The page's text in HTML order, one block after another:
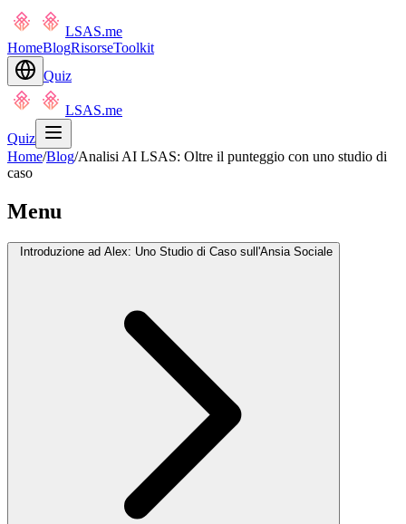
LSAS.me
HomeBlogRisorseToolkit
Quiz
LSAS.me
Quiz
Home/Blog/Analisi AI LSAS: Oltre il punteggio con uno studio di
caso
Menu
Introduzione ad Alex: Uno Studio di Caso sull'Ansia Sociale